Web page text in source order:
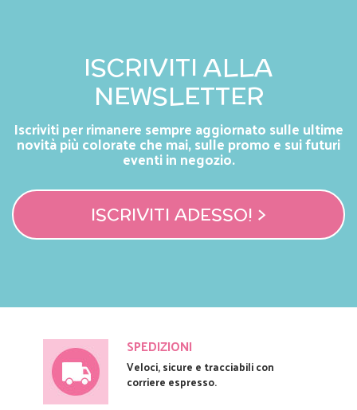
ISCRIVITI ALLA
NEWSLETTER
Iscriviti per rimanere sempre aggiornato sulle ultime
novità più colorate che mai, sulle promo e sui futuri
eventi in negozio.
ISCRIVITI ADESSO! >
SPEDIZIONI
Veloci, sicure e tracciabili con
corriere espresso.